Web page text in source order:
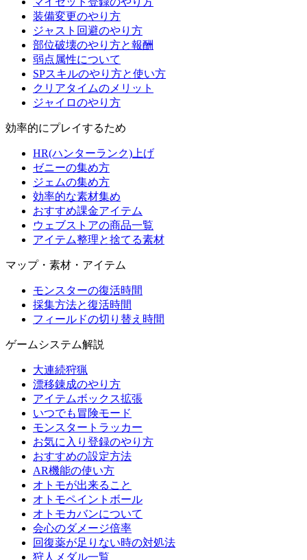
装備変更のやり方
ジャスト回避のやり方
部位破壊のやり方と報酬
弱点属性について
SPスキルのやり方と使い方
クリアタイムのメリット
ジャイロのやり方
効率的にプレイするため
HR(ハンターランク)上げ
ゼニーの集め方
ジェムの集め方
効率的な素材集め
おすすめ課金アイテム
ウェブストアの商品一覧
アイテム整理と捨てる素材
マップ・素材・アイテム
モンスターの復活時間
採集方法と復活時間
フィールドの切り替え時間
ゲームシステム解説
大連続狩猟
漂移錬成のやり方
アイテムボックス拡張
いつでも冒険モード
モンスタートラッカー
お気に入り登録のやり方
おすすめの設定方法
AR機能の使い方
オトモが出来ること
オトモペイントボール
オトモカバンについて
会心のダメージ倍率
回復薬が足りない時の対処法
狩人メダル一覧